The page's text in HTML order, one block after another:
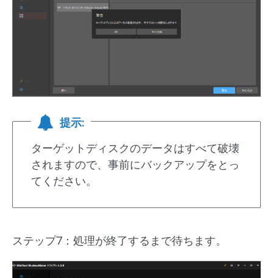
提示:
ターゲットディスクのデータはすべて破壊
されますので、事前にバックアップをとっ
てください。
ステップ7：処理が終了するまで待ちます。